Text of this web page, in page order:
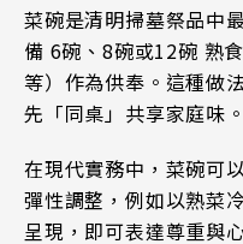
菜碗是清明掃墓祭品中
備 6碗、8碗或12碗 熟
等）作為供奉。這種做
先「同桌」共享家庭味。
在現代實務中，菜碗可
彈性調整，例如以熟菜
呈現，即可表達尊重與